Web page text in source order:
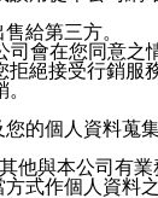
給第三方。
會在您同意
絕接受行銷
的個人資料蒐
他與本公司有業
式作個人資